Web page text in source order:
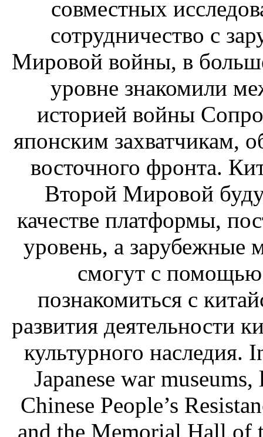
совместных
сотрудничество с
Мировой войны, в
уровне знакомили
историей войны
японским захватчикам,
восточного фронта.
Второй Мировой
качестве платформы,
уровень, а
смогут с
познакомиться с
развития деятельности
культурного наследия.
Japanese war
Chinese People’s
and the Memorial Hall of